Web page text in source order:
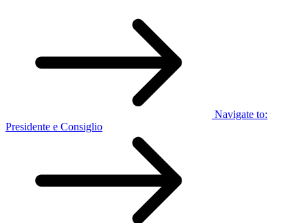
Navigate to:
Presidente e Consiglio